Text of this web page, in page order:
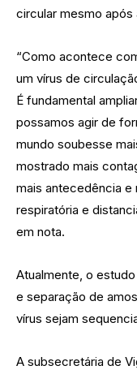
circular mesmo após
“Como acontece
um vírus de
É fundamental
possamos agir de
mundo soubesse
mostrado mais
mais antecedência
respiratória e
em nota.
Atualmente, o
e separação de
vírus sejam
A subsecretária de